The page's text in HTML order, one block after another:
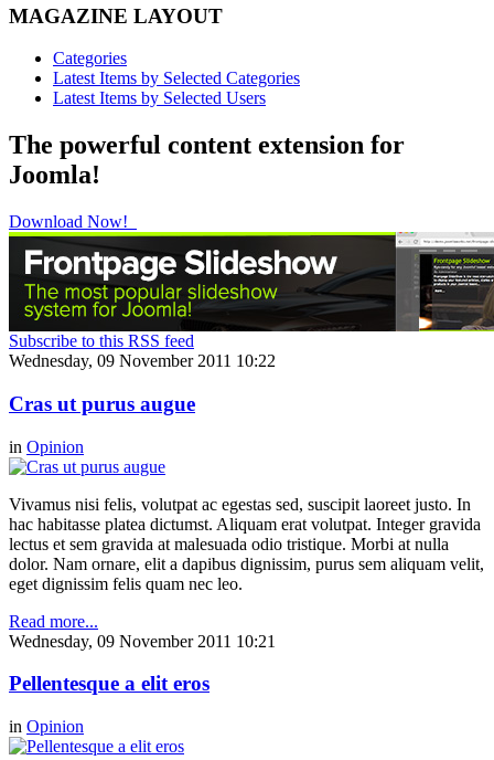
MAGAZINE LAYOUT
Categories
Latest Items by Selected Categories
Latest Items by Selected Users
The powerful content extension for
Joomla!
Download Now!
Subscribe to this RSS feed
Wednesday, 09 November 2011 10:22
Cras ut purus augue
in Opinion
Vivamus nisi felis, volutpat ac egestas sed, suscipit laoreet justo. In
hac habitasse platea dictumst. Aliquam erat volutpat. Integer gravida
lectus et sem gravida at malesuada odio tristique. Morbi at nulla
dolor. Nam ornare, elit a dapibus dignissim, purus sem aliquam velit,
eget dignissim felis quam nec leo.
Read more...
Wednesday, 09 November 2011 10:21
Pellentesque a elit eros
in Opinion